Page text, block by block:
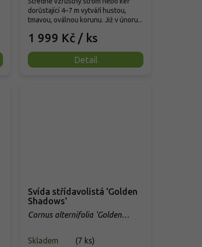
1 999 Kč / ks
Detail
dorůstající 4–7 m vytváří hustou,
tmavou, oválnou korunu. Již v únoru...
Svída střídavolistá 'Golden
Shadows'
Cornus alternifolia 'Golden
Skladem
(7 ks)